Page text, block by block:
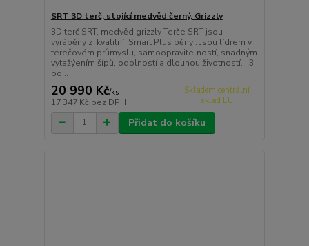
SRT 3D terč, stojící medvěd černý, Grizzly
3D terč SRT, medvěd grizzly Terče SRT jsou
vyráběny z kvalitní Smart Plus pěny . Jsou lídrem v
terečovém průmyslu, samoopravitelností, snadným
vytažýením šípů, odolností a dlouhou životností. 3
bo...
20 990 Kč/ks
17 347 Kč bez DPH
Skladem centrální
sklad EU
Přidat do košíku